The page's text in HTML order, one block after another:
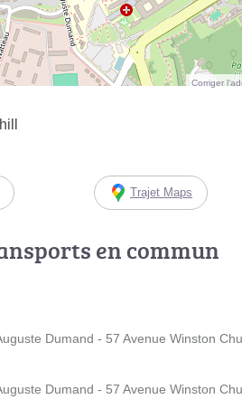
Corriger
Trajet Maps
en commun
Dumand - 57 Avenue Winston
Dumand - 57 Avenue Winston